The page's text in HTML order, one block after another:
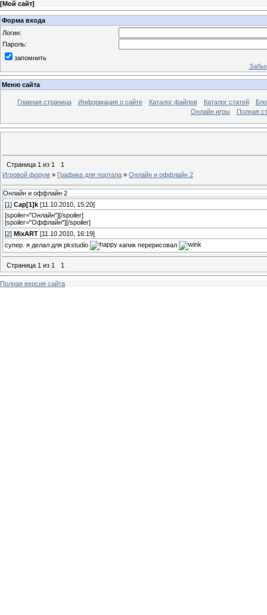
[Мой сайт]
Форма входа
Логин:
Пароль:
запомнить
Меню сайта
Главная страница Информация о сайте Каталог файлов Каталог статей
Онлайн игры
Полная
Страница 1 из 1
1
Игровой форум » Графика для портала » Онлайн и оффлайн 2
Онлайн и оффлайн 2
[1 ] Cap[1]k [11.10.2010, 15:20]
[spoiler="Онлайн"][/spoiler]
[spoiler="Оффлайн"][/spoiler]
[2] MixART [11.10.2010, 16:19]
супер. я делал для pkstudio
капик перерисовал
Страница 1 из 1 1
Полная версия сайта